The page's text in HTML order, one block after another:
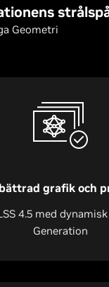
Geometri
grafik och
4.5 med
Generation